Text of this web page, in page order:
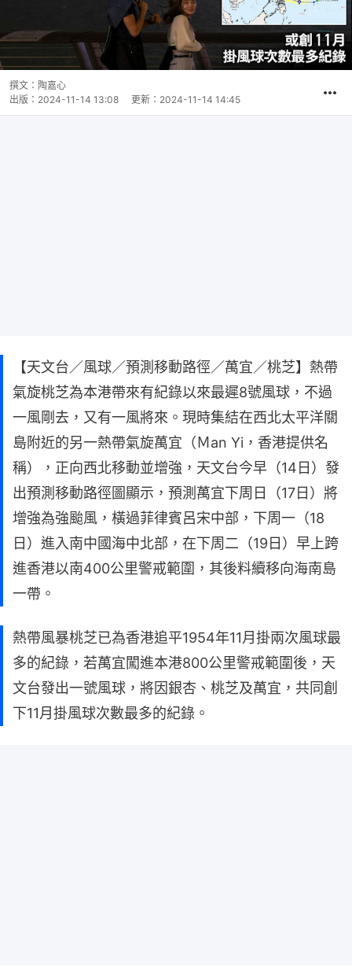
撰文： 陶嘉心
出版： 2024-11-14 13:08 更新： 2024-11-14 14:45
【天文台／風球／預測移動路徑／萬宜／桃芝】熱帶
氣旋桃芝為本港帶來有紀錄以來最遲8號風球，不過
一風剛去，又有一風將來。現時集結在西北太平洋關
島附近的另一熱帶氣旋萬宜（Ｍan Yi，香港提供名
稱），正向西北移動並增強，天文台今早（14日）發
出預測移動路徑圖顯示，預測萬宜下周日（17日）將
增強為強颱風，橫過菲律賓呂宋中部，下周一（18
日）進入南中國海中北部，在下周二（19日）早上跨
進香港以南400公里警戒範圍，其後料續移向海南島
一帶。
熱帶風暴桃芝已為香港追平1954年11月掛兩次風球最
多的紀錄，若萬宜闖進本港800公里警戒範圍後，天
文台發出一號風球，將因銀杏、桃芝及萬宜，共同創
下11月掛風球次數最多的紀錄。